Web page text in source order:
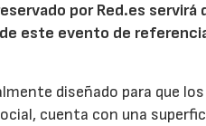
por Red.es
este evento de
diseñado para que
cuenta con una